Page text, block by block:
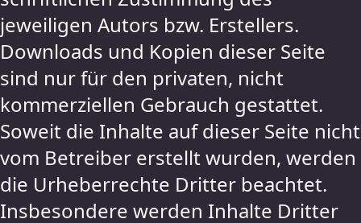
jeweiligen Autors bzw. Erstellers.
Downloads und Kopien dieser Seite
sind nur für den privaten, nicht
kommerziellen Gebrauch gestattet.
Soweit die Inhalte auf dieser Seite nicht
vom Betreiber erstellt wurden, werden
die Urheberrechte Dritter beachtet.
Insbesondere werden Inhalte Dritter